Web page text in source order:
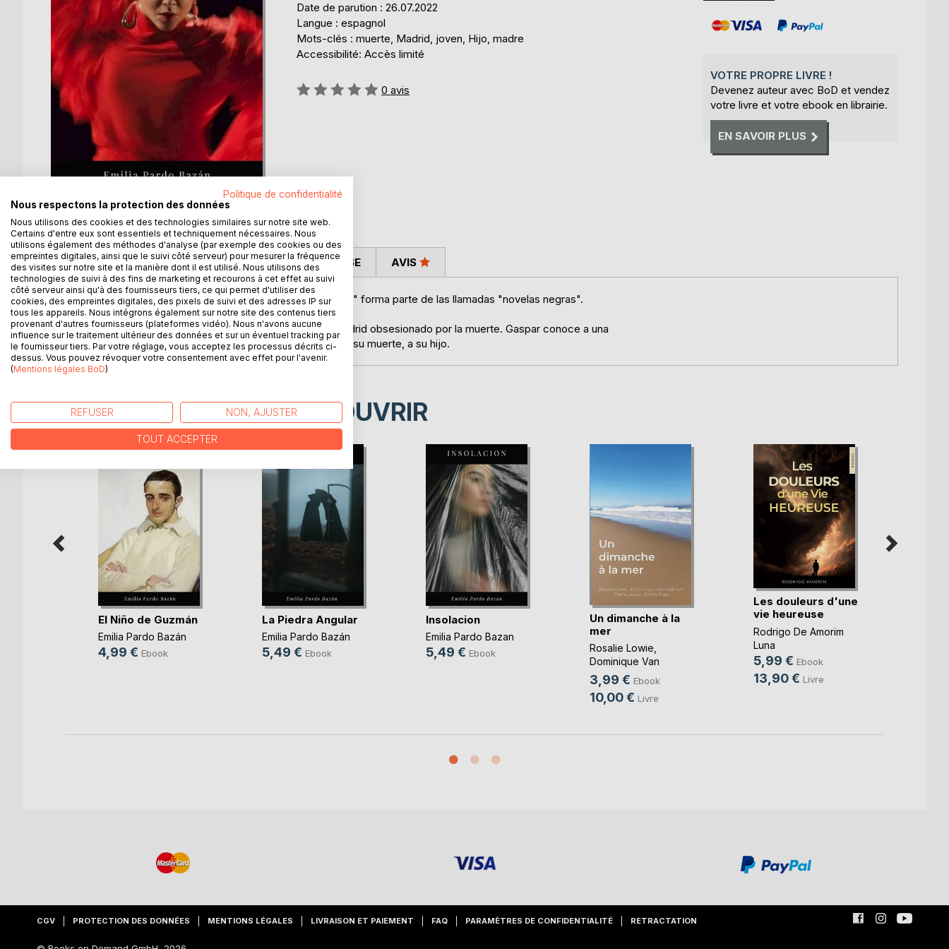
Date de parution : 26.07.2022
Langue : espagnol
Mots-clés : muerte, Madrid, joven, Hijo, madre
Accessibilité: Accès limité
Évaluation:
0 avis
VOTRE PROPRE LIVRE !
Devenez auteur avec BoD et vendez
votre livre et votre ebook en librairie.
EN SAVOIR PLUS
DESCRIPTION
Junto con "La quimera" y "Dulce sueño", "La sirena negra" forma parte de las llamadas "novelas negras".
La novela cuenta la historia de Gaspar, un señorito de Madrid obsesionado por la muerte. Gaspar conoce a una
joven madre soltera muy enferma, y acaba por adoptar, a su muerte, a su hijo.
AUTEUR(S) CRITIQUES PRESSE AVIS
D’AUTRES TITRES À DÉCOUVRIR
El Niño de Guzmán
Emilia Pardo Bazán
4,99 € Ebook
La Piedra Angular
Emilia Pardo Bazán
5,49 € Ebook
Insolacion
Emilia Pardo Bazan
5,49 € Ebook
Un dimanche à la
mer
Rosalie Lowie
Dominique Van
Cotthem, ...
3,99 € Ebook
10,00 € Livre
Les douleurs d'une
vie heureuse
Rodrigo De Amorim
Luna
5,99 € Ebook
13,90 € Livre
CGV PROTECTION DES DONNÉES MENTIONS LÉGALES LIVRAISON ET PAIEMENT FAQ PARAMÈTRES DE CONFIDENTIALITÉ RETRACTATION
Politique de confidentialité
Nous respectons la protection des données
Nous utilisons des cookies et des technologies similaires sur notre site web.
Certains d'entre eux sont essentiels et techniquement nécessaires. Nous
utilisons également des méthodes d'analyse (par exemple des cookies ou des
empreintes digitales, ainsi que le suivi côté serveur) pour mesurer la fréquence
des visites sur notre site et la manière dont il est utilisé. Nous utilisons des
technologies de suivi à des fins de marketing et recourons à cet effet au suivi
côté serveur ainsi qu'à des fournisseurs tiers, ce qui permet d'utiliser des
cookies, des empreintes digitales, des pixels de suivi et des adresses IP sur
tous les appareils. Nous intégrons également sur notre site des contenus tiers
provenant d'autres fournisseurs (plateformes vidéo). Nous n'avons aucune
influence sur le traitement ultérieur des données et sur un éventuel tracking par
le fournisseur tiers. Par votre réglage, vous acceptez les processus décrits ci-
dessus. Vous pouvez révoquer votre consentement avec effet pour l'avenir.
(Mentions légales BoD)
REFUSER NON, AJUSTER
TOUT ACCEPTER